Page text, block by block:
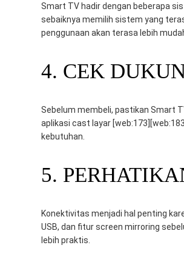
Smart TV hadir dengan beberapa
sebaiknya memilih sistem yang
penggunaan akan terasa lebih
4. CEK
Sebelum membeli, pastikan Smart
aplikasi cast layar
kebutuhan.
5.
Konektivitas menjadi hal penting
USB, dan fitur screen mirroring
lebih praktis.